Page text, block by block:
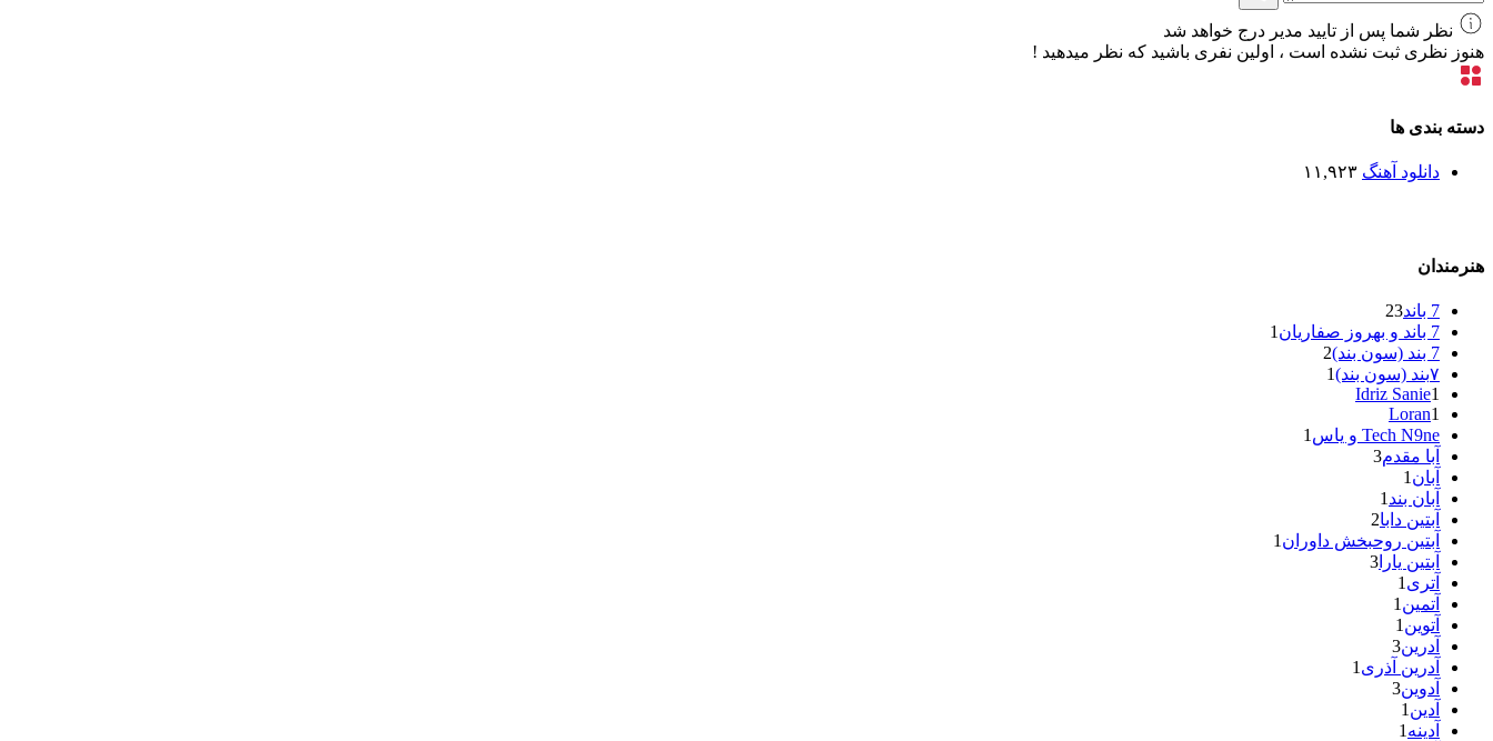
نظر شما پس از تایید مدیر درج خواهد شد
هنوز نظری ثبت نشده است ، اولین نفری باشید که نظر میدهید !
دسته بندی ها
دانلود آهنگ ۱۱,۹۲۳
هنرمندان
7 باند
23
7 باند و بهروز صفاریان
1
7 بند (سون بند)
2
۷بند (سون بند)
1
Idriz Sanie1
Loran1
Tech N9ne و یاس
1
آبا مقدم3
آبان 1
آبان بند 1
آبتین دابا2
آبتین روحبخش داوران 1
آبتین یارا 3
آتری 1
آتمین 1
آتوین 1
آدرین3
آدرین آذری 1
آدوین3
آدین 1
آدینه 1